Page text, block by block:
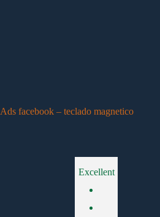
Ads facebook – teclado magnetico
Excellent